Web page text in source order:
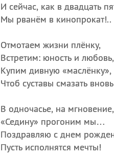
И сейчас, как в двадцать
Мы рванём в кинопрокат!..
Отмотаем жизни плёнку,
Встретим: юность и любовь,
Купим дивную «маслёнку»,
Чтоб суставы смазать
В одночасье, на мгновение,
«Седину» прогоним мы…
Поздравляю с днем
Пусть исполнятся мечты!